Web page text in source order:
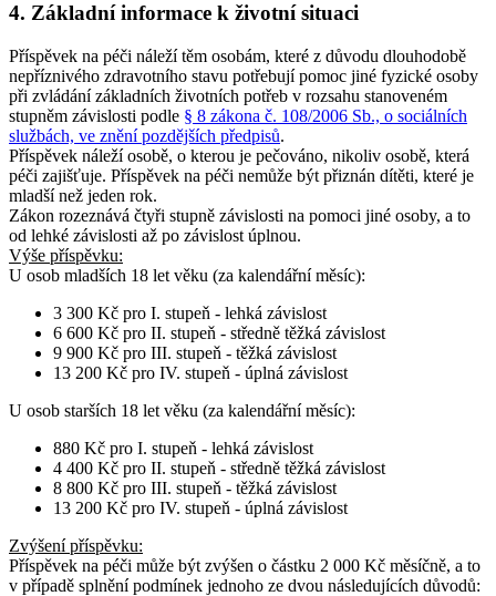
4. Základní informace k životní situaci
Příspěvek na péči náleží těm osobám, které z důvodu dlouhodobě
nepříznivého zdravotního stavu potřebují pomoc jiné fyzické osoby
při zvládání základních životních potřeb v rozsahu stanoveném
stupněm závislosti podle § 8 zákona č. 108/2006 Sb., o sociálních
službách, ve znění pozdějších předpisů.
Příspěvek náleží osobě, o kterou je pečováno, nikoliv osobě, která
péči zajišťuje. Příspěvek na péči nemůže být přiznán dítěti, které je
mladší než jeden rok.
Zákon rozeznává čtyři stupně závislosti na pomoci jiné osoby, a to
od lehké závislosti až po závislost úplnou.
Výše příspěvku:
U osob mladších 18 let věku (za kalendářní měsíc):
3 300 Kč pro I. stupeň - lehká závislost
6 600 Kč pro II. stupeň - středně těžká závislost
9 900 Kč pro III. stupeň - těžká závislost
13 200 Kč pro IV. stupeň - úplná závislost
U osob starších 18 let věku (za kalendářní měsíc):
880 Kč pro I. stupeň - lehká závislost
4 400 Kč pro II. stupeň - středně těžká závislost
8 800 Kč pro III. stupeň - těžká závislost
13 200 Kč pro IV. stupeň - úplná závislost
Zvýšení příspěvku:
Příspěvek na péči může být zvýšen o částku 2 000 Kč měsíčně, a to
v případě splnění podmínek jednoho ze dvou následujících důvodů: